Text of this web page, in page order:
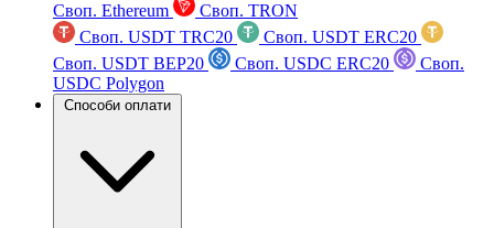
Своп. Ethereum
Своп. TRON
Своп. USDT TRC20
Своп. USDT ERC20
Своп. USDT BEP20
Своп. USDC ERC20
Своп.
USDC Polygon
Способи оплати